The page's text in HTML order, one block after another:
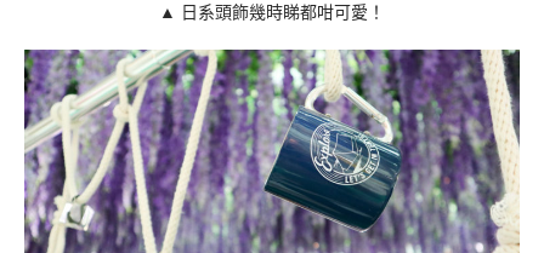
▲ 日系頭飾幾時睇都咁可愛！